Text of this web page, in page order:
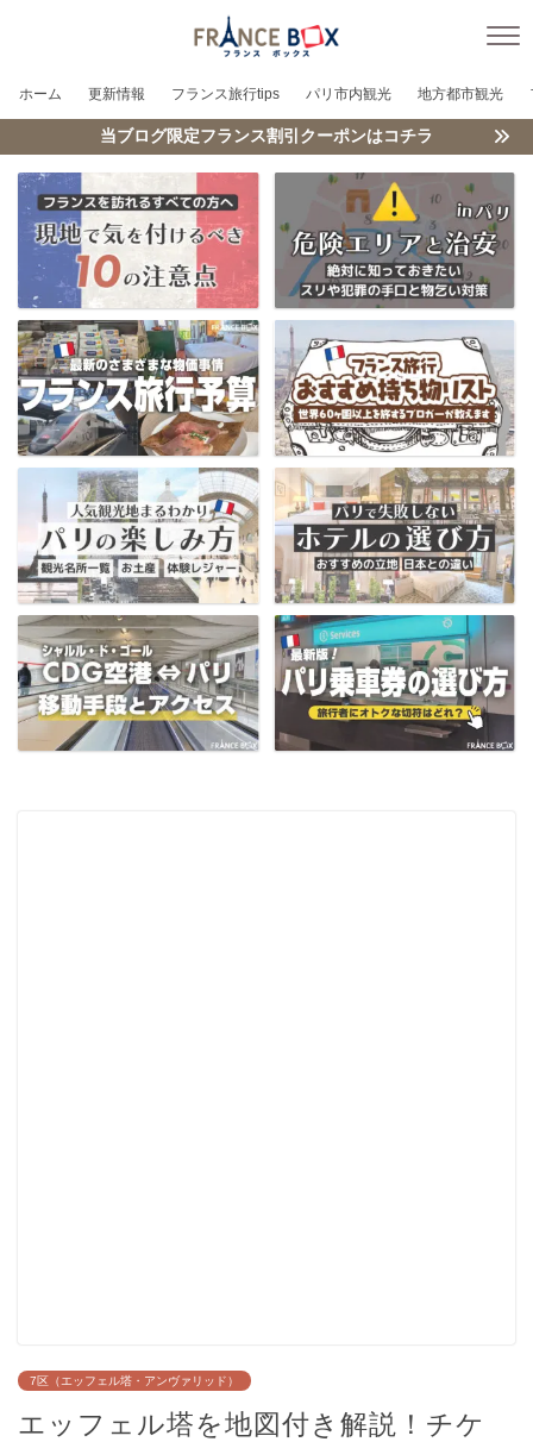
ホーム 更新情報 フランス旅行tips パリ市内観光 地方都市観光
当ブログ限定フランス割引クーポンはコチラ
7区（エッフェル塔・アンヴァリッド）
エッフェル塔を地図付き解説！チケ